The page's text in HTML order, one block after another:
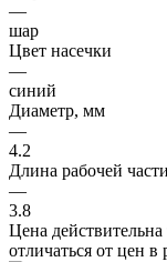
—
шар
Цвет насечки
—
синий
Диаметр, мм
—
4.2
Длина рабочей
—
3.8
Цена
отличаться от цен